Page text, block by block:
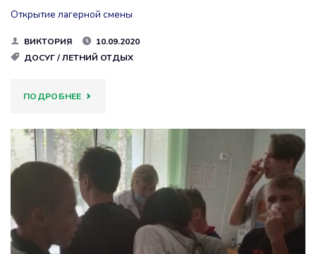
Открытие лагерной смены
ВИКТОРИЯ
10.09.2020
ДОСУГ/ЛЕТНИЙ ОТДЫХ
ПОДРОБНЕЕ"ВЕСТИ
ПОЛЕЙ”!)))
БЕРЁЗОВАЯ
РОЩА